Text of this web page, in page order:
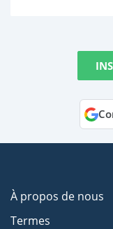
À propos de nous
Termes